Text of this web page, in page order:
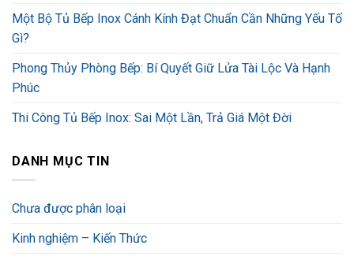
Một Bộ Tủ Bếp Inox Cánh Kính Đạt Chuẩn Cần Những Yếu Tố
Gì?
Phong Thủy Phòng Bếp: Bí Quyết Giữ Lửa Tài Lộc Và Hạnh
Phúc
Thi Công Tủ Bếp Inox: Sai Một Lần, Trả Giá Một Đời
DANH MỤC TIN
Chưa được phân loại
Kinh nghiệm – Kiến Thức